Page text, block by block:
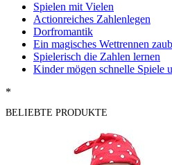
Spielen mit Vielen
Actionreiches Zahlenlegen
Dorfromantik
Ein magisches Wettrennen
Spielerisch die Zahlen lernen
Kinder mögen schnelle Spiele
*
BELIEBTE PRODUKTE